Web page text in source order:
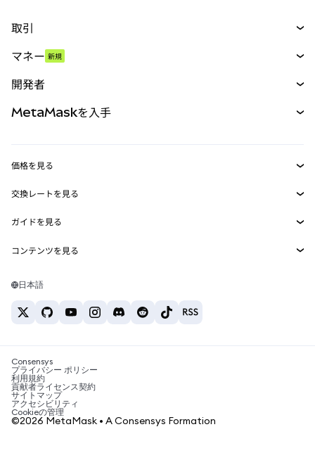
取引
パーペチュアル
RWA
マネー 新規
開発者
MetaMask Connect
Snaps
Web3サービス
MetaMaskを入手
セキュリティ
サポート
キャリア
お問い合わせ
価格を見る
イーサリアムの価格
Solanaの価格
Tetherの価格
交換レートを見る
ETH→USD
USDT→INR
BTC→INR
ETH→USDT
ガイドを見る
ETHの購入
USDTの購入
SHIBの購入
BNBの購入
コンテンツを見る
Solanaウォレット
税制関連ニュース
暗号資産の購入方法は？
ビットコインを売るには？
日本語
Consensys
プライバシー ポリシー
利用規約
貢献者ライセンス契約
サイトマップ
アクセシビリティ
Cookieの管理
©2026 MetaMask • A Consensys Formation